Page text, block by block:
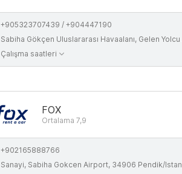
+905323707439 / +904447190
Sabiha Gökçen Uluslararası Havaalanı, Gelen Yolcu Katı Çıkışı, Kurtköy, Dış Hatlar Gelen Yolcu Katı, 34906 Pendik
Çalışma saatleri
FOX
Ortalama 7,9
+902165888766
Sanayi, Sabiha Gokcen Airport, 34906 Pendik/Istanbul, Turkey